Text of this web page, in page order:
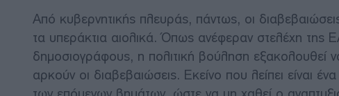
Από κυβερνητικής πλευράς, πάντως, οι
τα υπεράκτια αιολικά. Όπως ανέφεραν στελέχη
δημοσιογράφους, η πολιτική βούληση εξακολουθεί
αρκούν οι διαβεβαιώσεις. Εκείνο που λείπει είναι